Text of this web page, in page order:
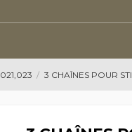
021,023 3 CHAÎNES POUR